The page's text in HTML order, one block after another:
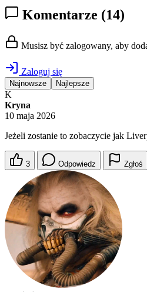
Komentarze (14)
Musisz być zalogowany, aby
Zaloguj się
Najnowsze Najlepsze
K
Kryna
10 maja 2026
Jeżeli zostanie to zobaczycie jak
3 Odpowiedz Zgłoś